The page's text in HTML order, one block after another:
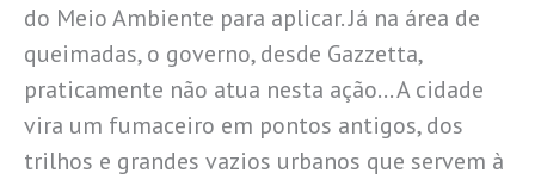
do Meio Ambiente para aplicar. Já na área de
queimadas, o governo, desde Gazzetta,
praticamente não atua nesta ação… A cidade
vira um fumaceiro em pontos antigos, dos
trilhos e grandes vazios urbanos que servem à